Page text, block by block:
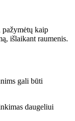
pažymėtų kaip
išlaikant raumenis.
gali būti
daugeliui